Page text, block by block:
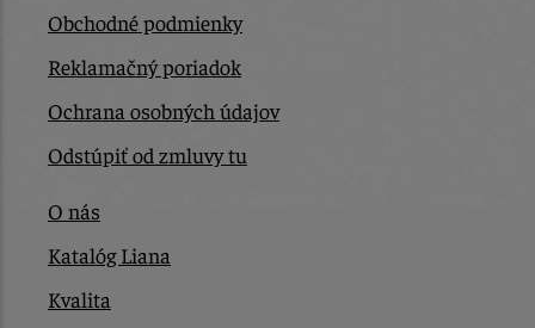
Obchodné podmienky
Reklamačný poriadok
Ochrana osobných údajov
Odstúpiť od zmluvy tu
O nás
Katalóg Liana
Kvalita